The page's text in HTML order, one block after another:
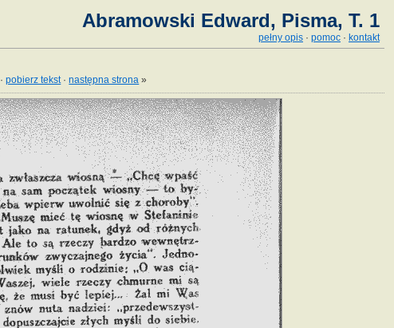
Abramowski Edward, Pisma, T. 1
pełny opis · pomoc · kontakt
·pobierz tekst·następna strona »